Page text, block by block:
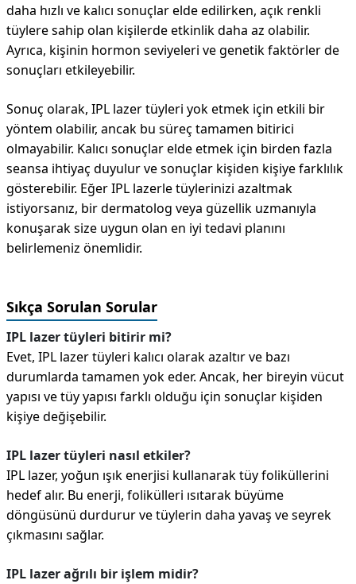
daha hızlı ve kalıcı sonuçlar elde edilirken, açık renkli
tüylere sahip olan kişilerde etkinlik daha az olabilir.
Ayrıca, kişinin hormon seviyeleri ve genetik faktörler de
sonuçları etkileyebilir.
Sonuç olarak, IPL lazer tüyleri yok etmek için etkili bir
yöntem olabilir, ancak bu süreç tamamen bitirici
olmayabilir. Kalıcı sonuçlar elde etmek için birden fazla
seansa ihtiyaç duyulur ve sonuçlar kişiden kişiye farklılık
gösterebilir. Eğer IPL lazerle tüylerinizi azaltmak
istiyorsanız, bir dermatolog veya güzellik uzmanıyla
konuşarak size uygun olan en iyi tedavi planını
belirlemeniz önemlidir.
Sıkça Sorulan Sorular
IPL lazer tüyleri bitirir mi?
Evet, IPL lazer tüyleri kalıcı olarak azaltır ve bazı
durumlarda tamamen yok eder. Ancak, her bireyin vücut
yapısı ve tüy yapısı farklı olduğu için sonuçlar kişiden
kişiye değişebilir.
IPL lazer tüyleri nasıl etkiler?
IPL lazer, yoğun ışık enerjisi kullanarak tüy foliküllerini
hedef alır. Bu enerji, folikülleri ısıtarak büyüme
döngüsünü durdurur ve tüylerin daha yavaş ve seyrek
çıkmasını sağlar.
IPL lazer ağrılı bir işlem midir?